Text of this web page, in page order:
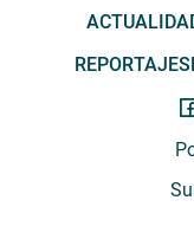
REPORTAJES